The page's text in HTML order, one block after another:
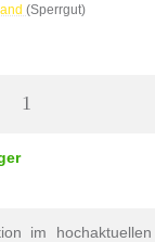
(Sperrgut)
im